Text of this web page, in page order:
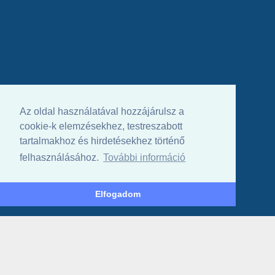
Az oldal használatával hozzájárulsz a
cookie-k elemzésekhez, testreszabott
tartalmakhoz és hirdetésekhez történő
felhasználásához. További információ
Elfogadom